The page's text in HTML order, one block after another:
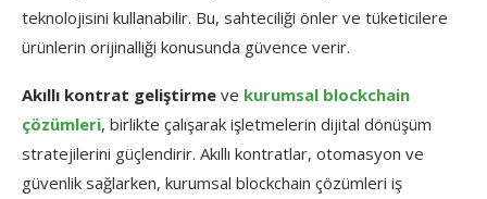
teknolojisini kullanabilir. Bu, sahteciliği önler ve tüketicilere
ürünlerin orijinalliği konusunda güvence verir.
Akıllı kontrat geliştirme ve kurumsal blockchain
çözümleri, birlikte çalışarak işletmelerin dijital dönüşüm
stratejilerini güçlendirir. Akıllı kontratlar, otomasyon ve
güvenlik sağlarken, kurumsal blockchain çözümleri iş